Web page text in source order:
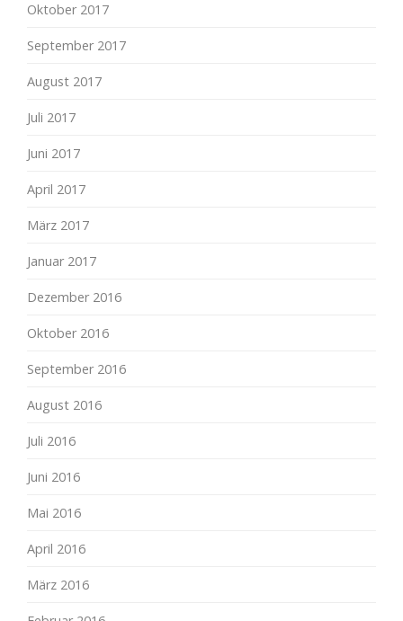
Oktober 2017
September 2017
August 2017
Juli 2017
Juni 2017
April 2017
März 2017
Januar 2017
Dezember 2016
Oktober 2016
September 2016
August 2016
Juli 2016
Juni 2016
Mai 2016
April 2016
März 2016